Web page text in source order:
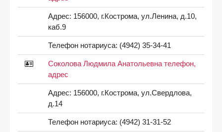
Адрес: 156000, г.Кострома, ул.Ленина, д.10,
каб.9
Телефон нотариуса: (4942) 35-34-41
Соколова Людмила Анатольевна телефон,
адрес
Адрес: 156000, г.Кострома, ул.Свердлова,
д.14
Телефон нотариуса: (4942) 31-31-52